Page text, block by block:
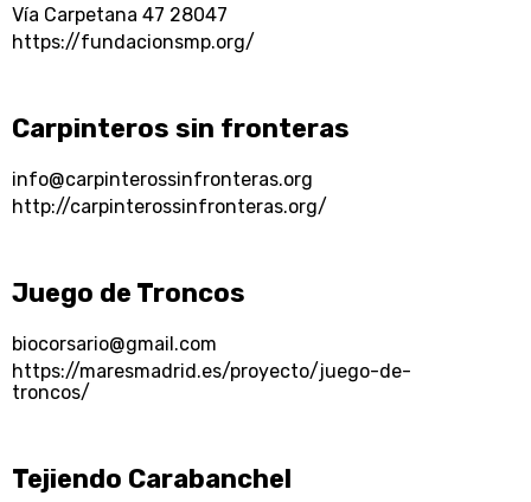
Vía Carpetana 47 28047
https://fundacionsmp.org/
Carpinteros sin fronteras
info@carpinterossinfronteras.org
http://carpinterossinfronteras.org/
Juego de Troncos
biocorsario@gmail.com
https://maresmadrid.es/proyecto/juego-de-
troncos/
Tejiendo Carabanchel